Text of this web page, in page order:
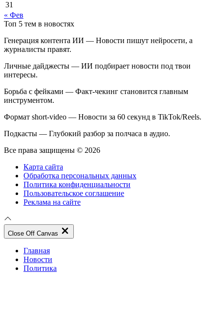
31
« Фев
Топ 5 тем в новостях
Генерация контента ИИ — Новости пишут нейросети, а
журналисты правят.
Личные дайджесты — ИИ подбирает новости под твои
интересы.
Борьба с фейками — Факт-чекинг становится главным
инструментом.
Формат short-video — Новости за 60 секунд в TikTok/Reels.
Подкасты — Глубокий разбор за полчаса в аудио.
Все права защищены © 2026
Карта сайта
Обработка персональных данных
Политика конфиденциальности
Пользовательское соглашение
Реклама на сайте
Close Off Canvas
Главная
Новости
Политика